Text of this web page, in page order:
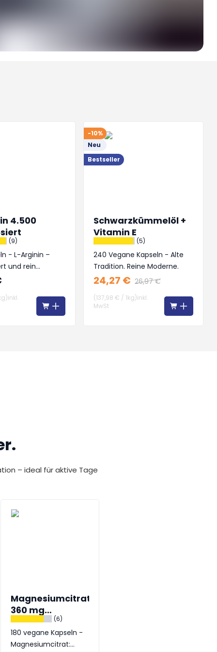
4.500
(9)
- L-Arginin –
und rein
)inkl.
-10%
Neu
Bestseller
Schwarzkümmelöl +
Vitamin E
(5)
240 Vegane Kapseln - Alte
Tradition. Reine Moderne.
24,27 € 26,97 €
(137,98 € / 1kg)inkl.
MwSt
– ideal für aktive Tage
Magnesiumcitrat
360 mg
Tagesdosis
(6)
180 vegane Kapseln -
Magnesiumcitrat: